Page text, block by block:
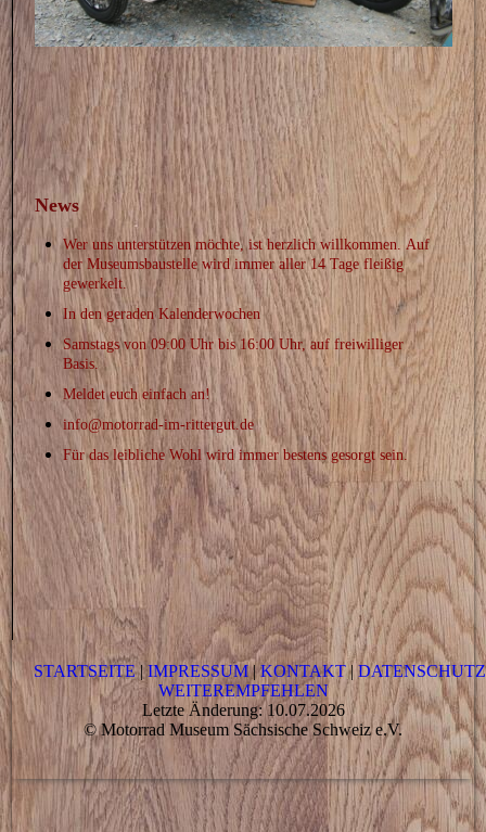
News
Wer uns unterstützen möchte, ist herzlich willkommen.Auf
der Museumsbaustelle wird immer aller 14 Tage fleißig
gewerkelt.
In dengeraden Kalenderwochen
Samstagsvon 09:00 Uhr bis 16:00 Uhr, auf freiwilliger
Basis.
Meldet euch einfach an!
info@motorrad-im-rittergut.de
Für das leibliche Wohl wird immer bestens gesorgt sein.
STARTSEITE |IMPRESSUM |KONTAKT |
WEITEREMPFEHLEN
Letzte Änderung: 10.07.2026
© Motorrad Museum Sächsische Schweiz e.V.